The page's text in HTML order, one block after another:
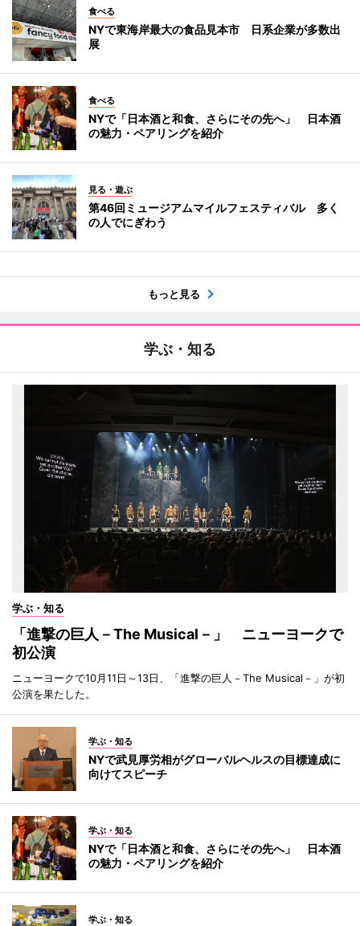
食べる
NYで東海岸最大の食品見本市 日系企業が多数出
展
食べる
NYで「日本酒と和食、さらにその先へ」 日本酒
の魅力・ペアリングを紹介
見る・遊ぶ
第46回ミュージアムマイルフェスティバル 多く
の人でにぎわう
もっと見る
学ぶ・知る
学ぶ・知る
「進撃の巨人－The Musical－」 ニューヨークで
初公演
ニューヨークで10月11日～13日、「進撃の巨人－The Musical－」が初
公演を果たした。
学ぶ・知る
NYで武見厚労相がグローバルヘルスの目標達成に
向けてスピーチ
学ぶ・知る
NYで「日本酒と和食、さらにその先へ」 日本酒
の魅力・ペアリングを紹介
学ぶ・知る